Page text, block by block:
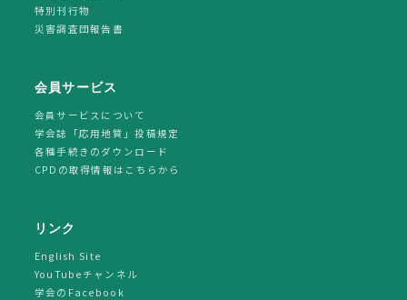
特別刊行物
災害調査団報告書
会員サービス
会員サービスについて
学会誌「応用地質」投稿規定
各種手続きのダウンロード
CPDの取得情報はこちらから
リンク
English Site
YouTubeチャンネル
学会のFacebook